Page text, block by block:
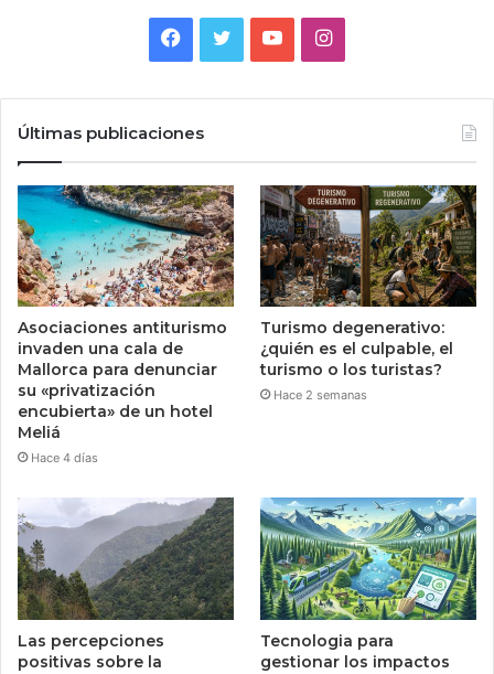
Facebook
TwitterYouTubeInstagram
Últimas publicaciones
Asociaciones antiturismo
invaden una cala de
Mallorca para denunciar
su «privatización
encubierta» de un hotel
Meliá
Hace 4 días
Turismo degenerativo:
¿quién es el culpable, el
turismo o los turistas?
Hace 2 semanas
Las percepciones
positivas sobre la
Tecnologia para
gestionar los impactos